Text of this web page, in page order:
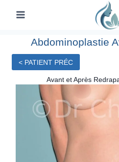
Abdominoplastie
< PATIENT PRÉC
Avant et Après